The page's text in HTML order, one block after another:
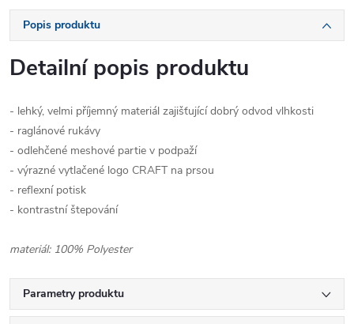
Popis produktu
Detailní popis produktu
- lehký, velmi příjemný materiál zajišťující dobrý odvod vlhkosti
- raglánové rukávy
- odlehčené meshové partie v podpaží
- výrazné vytlačené logo CRAFT na prsou
- reflexní potisk
- kontrastní štepování
materiál: 100% Polyester
Parametry produktu